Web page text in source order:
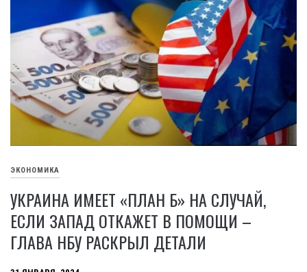
ЭКОНОМИКА
УКРАИНА ИМЕЕТ «ПЛАН Б» НА СЛУЧАЙ,
ЕСЛИ ЗАПАД ОТКАЖЕТ В ПОМОЩИ –
ГЛАВА НБУ РАСКРЫЛ ДЕТАЛИ